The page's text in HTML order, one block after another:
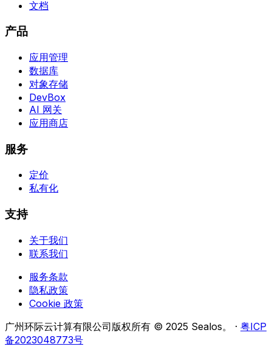
文档
产品
应用管理
数据库
对象存储
DevBox
AI 网关
应用商店
服务
定价
私有化
支持
关于我们
联系我们
服务条款
隐私政策
Cookie 政策
广州环际云计算有限公司版权所有 © 2025 Sealos。
· 粤ICP
备2023048773号